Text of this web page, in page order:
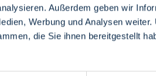
Außerdem geben wir
Werbung und Analysen
die Sie ihnen bereitgestellt
Menü